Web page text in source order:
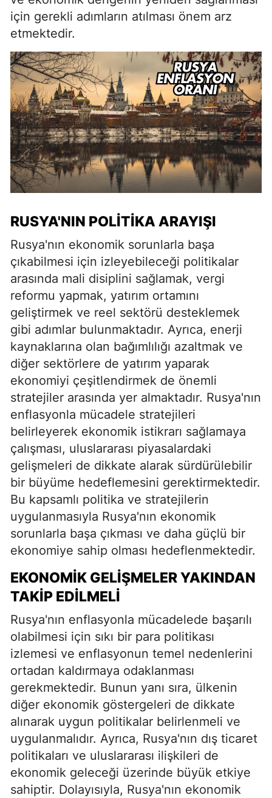
için gerekli adımların atılması önem arz
etmektedir.
RUSYA'NIN POLITIKA ARAYIŞI
Rusya'nın ekonomik sorunlarla başa
çıkabilmesi için izleyebileceği politikalar
arasında mali disiplini sağlamak, vergi
reformu yapmak, yatırım ortamını
geliştirmek ve reel sektörü desteklemek
gibi adımlar bulunmaktadır. Ayrıca, enerji
kaynaklarına olan bağımlılığı azaltmak ve
diğer sektörlere de yatırım yaparak
ekonomiyi çeşitlendirmek de önemli
stratejiler arasında yer almaktadır. Rusya'nın
enflasyonla mücadele stratejileri
belirleyerek ekonomik istikrarı sağlamaya
çalışması, uluslararası piyasalardaki
gelişmeleri de dikkate alarak sürdürülebilir
bir büyüme hedeflemesini gerektirmektedir.
Bu kapsamlı politika ve stratejilerin
uygulanmasıyla Rusya'nın ekonomik
sorunlarla başa çıkması ve daha güçlü bir
ekonomiye sahip olması hedeflenmektedir.
EKONOMIK GELIŞMELER YAKINDAN
TAKIP EDILMELI
Rusya'nın enflasyonla mücadelede başarılı
olabilmesi için sıkı bir para politikası
izlemesi ve enflasyonun temel nedenlerini
ortadan kaldırmaya odaklanması
gerekmektedir. Bunun yanı sıra, ülkenin
diğer ekonomik göstergeleri de dikkate
alınarak uygun politikalar belirlenmeli ve
uygulanmalıdır. Ayrıca, Rusya'nın dış ticaret
politikaları ve uluslararası ilişkileri de
ekonomik geleceği üzerinde büyük etkiye
sahiptir. Dolayısıyla, Rusya'nın ekonomik